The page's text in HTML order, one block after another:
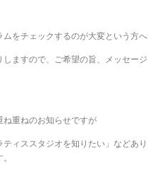
をチェックするのが大変という方へ
ますので、ご希望の旨、メッセージ
ね重ねのお知らせですが
ィススタジオを知りたい」などあり